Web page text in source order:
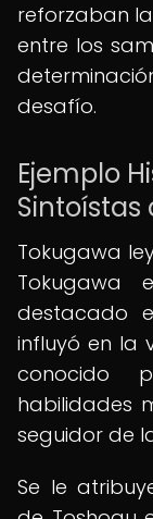
reforzaban
entre los
desafío.
Ejemplo
Sintoístas
Tokugawa
Tokugawa
destacado
influyó en la
conocido
habilidades
seguidor de
Se le